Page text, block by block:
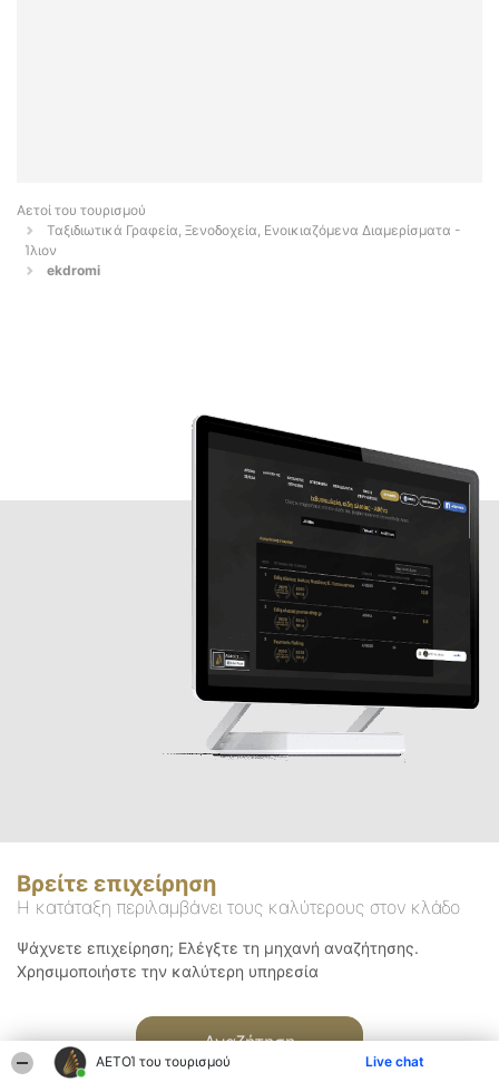
ΑΕΤΟΊ του τουρισμού Live chat
Αετοί του τουρισμού
Ταξιδιωτικά Γραφεία, Ξενοδοχεία, Ενοικιαζόμενα Διαμερίσματα -
Ίλιον
ekdromi
Βρείτε επιχείρηση
Η κατάταξη περιλαμβάνει τους καλύτερους στον κλάδο
Ψάχνετε επιχείρηση; Ελέγξτε τη μηχανή αναζήτησης.
Χρησιμοποιήστε την καλύτερη υπηρεσία
Αναζήτηση